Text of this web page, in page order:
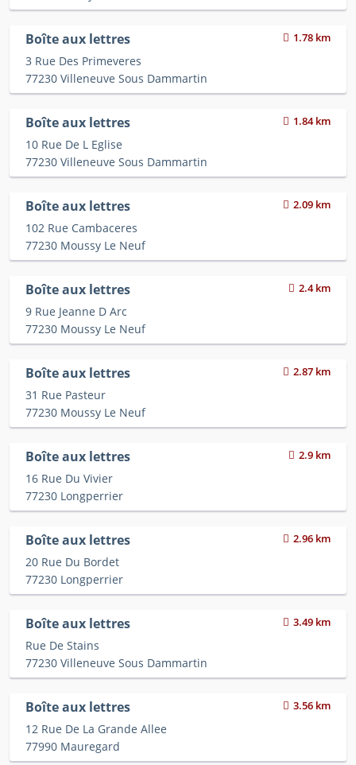
Boîte aux lettres 1.78 km
3 Rue Des Primeveres
77230 Villeneuve Sous Dammartin
Boîte aux lettres 1.84 km
10 Rue De L Eglise
77230 Villeneuve Sous Dammartin
Boîte aux lettres 2.09 km
102 Rue Cambaceres
77230 Moussy Le Neuf
Boîte aux lettres 2.4 km
9 Rue Jeanne D Arc
77230 Moussy Le Neuf
Boîte aux lettres 2.87 km
31 Rue Pasteur
77230 Moussy Le Neuf
Boîte aux lettres 2.9 km
16 Rue Du Vivier
77230 Longperrier
Boîte aux lettres 2.96 km
20 Rue Du Bordet
77230 Longperrier
Boîte aux lettres 3.49 km
Rue De Stains
77230 Villeneuve Sous Dammartin
Boîte aux lettres 3.56 km
12 Rue De La Grande Allee
77990 Mauregard